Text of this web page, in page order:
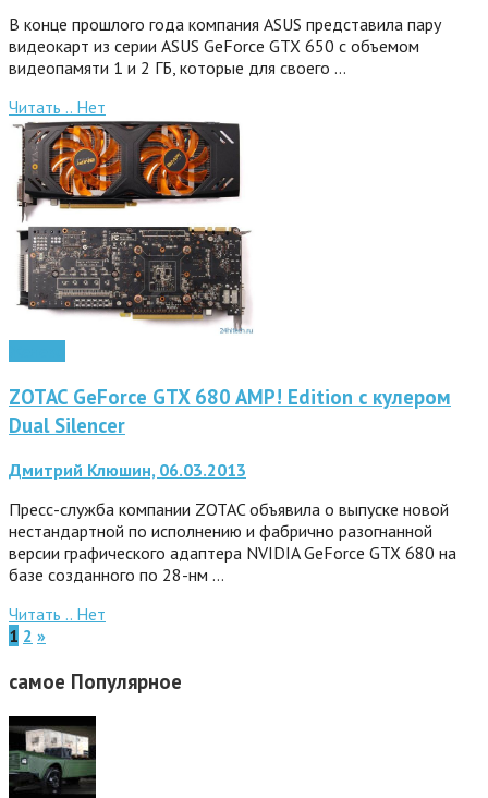
В конце прошлого года компания ASUS представила пару
видеокарт из серии ASUS GeForce GTX 650 с объемом
видеопамяти 1 и 2 ГБ, которые для своего …
Читать .. Нет
ZOTAC GeForce GTX 680 AMP! Edition с кулером
Dual Silencer
Дмитрий Клюшин, 06.03.2013
Пресс-служба компании ZOTAC объявила о выпуске новой
нестандартной по исполнению и фабрично разогнанной
версии графического адаптера NVIDIA GeForce GTX 680 на
базе созданного по 28-нм …
Читать .. Нет
1 2 »
самое Популярное